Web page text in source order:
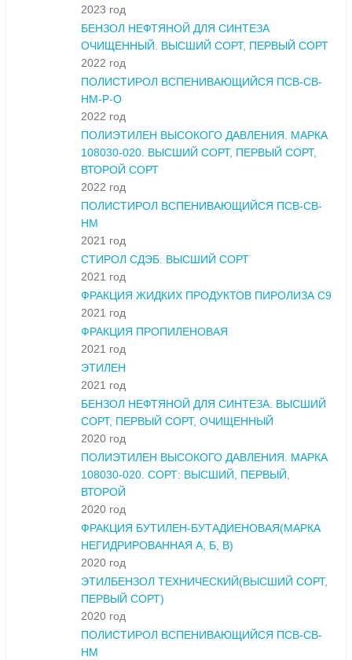
2023 год
БЕНЗОЛ НЕФТЯНОЙ ДЛЯ СИНТЕЗА
ОЧИЩЕННЫЙ. ВЫСШИЙ СОРТ, ПЕРВЫЙ СОРТ
2022 год
ПОЛИСТИРОЛ ВСПЕНИВАЮЩИЙСЯ ПСВ-СВ-
НМ-Р-О
2022 год
ПОЛИЭТИЛЕН ВЫСОКОГО ДАВЛЕНИЯ. МАРКА
108030-020. ВЫСШИЙ СОРТ, ПЕРВЫЙ СОРТ,
ВТОРОЙ СОРТ
2022 год
ПОЛИСТИРОЛ ВСПЕНИВАЮЩИЙСЯ ПСВ-СВ-
НМ
2021 год
СТИРОЛ СДЭБ. ВЫСШИЙ СОРТ
2021 год
ФРАКЦИЯ ЖИДКИХ ПРОДУКТОВ ПИРОЛИЗА С9
2021 год
ФРАКЦИЯ ПРОПИЛЕНОВАЯ
2021 год
ЭТИЛЕН
2021 год
БЕНЗОЛ НЕФТЯНОЙ ДЛЯ СИНТЕЗА. ВЫСШИЙ
СОРТ, ПЕРВЫЙ СОРТ, ОЧИЩЕННЫЙ
2020 год
ПОЛИЭТИЛЕН ВЫСОКОГО ДАВЛЕНИЯ. МАРКА
108030-020. СОРТ: ВЫСШИЙ, ПЕРВЫЙ,
ВТОРОЙ
2020 год
ФРАКЦИЯ БУТИЛЕН-БУТАДИЕНОВАЯ(МАРКА
НЕГИДРИРОВАННАЯ А, Б, В)
2020 год
ЭТИЛБЕНЗОЛ ТЕХНИЧЕСКИЙ(ВЫСШИЙ СОРТ,
ПЕРВЫЙ СОРТ)
2020 год
ПОЛИСТИРОЛ ВСПЕНИВАЮЩИЙСЯ ПСВ-СВ-
НМ